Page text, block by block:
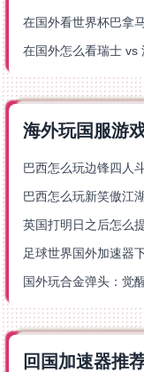
海外玩国服游
回国加速器推